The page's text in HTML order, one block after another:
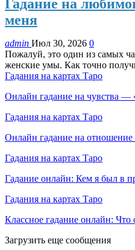
Гадание на
меня
admin Июл 30, 2026 0
Пожалуй, это один из самых
женские умы. Как точно
Гадания на картах Таро
Онлайн гадание на чувства —
Гадания на картах Таро
Онлайн гадание на
Гадания на картах Таро
Гадание онлайн: Кем я был в
Гадания на картах Таро
Классное гадание онлайн: Что
Загрузить еще сообщения